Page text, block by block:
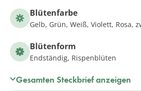
Blütenfarbe
Gelb, Grün, Weiß, Violett, Rosa,
Blütenform
Endständig, Rispenblüten
Gesamten Steckbrief anzeigen